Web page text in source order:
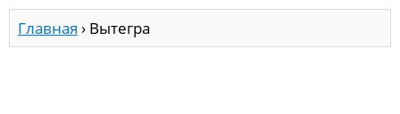
Главная › Вытегра